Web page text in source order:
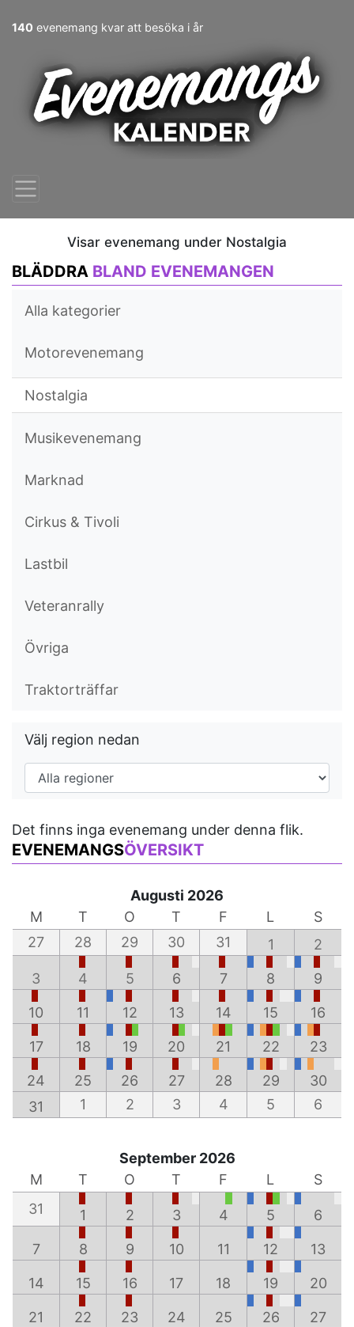
140 evenemang kvar att besöka i år
Visar evenemang under Nostalgia
BLÄDDRA BLAND EVENEMANGEN
Alla kategorier
Motorevenemang
Nostalgia
Musikevenemang
Marknad
Cirkus & Tivoli
Lastbil
Veteranrally
Övriga
Traktorträffar
Välj region nedan
Det finns inga evenemang under denna flik.
EVENEMANGSÖVERSIKT
Augusti 2026
M
T O T F L
S
27
28 29 30 31 1 2
3 4 5 6 7 8 9
10 11 12 13 14 15 16
17 18 19 20 21 22 23
24 25 26 27 28 29
30
31
1 2 3 4 5 6
September 2026
M
T O T F L
S
31
1 2 3 4 5 6
7 8 9 10 11 12 13
14 15 16 17 18 19 20
21 22 23 24 25 26 27